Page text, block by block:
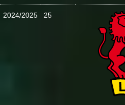
2024/2025 25